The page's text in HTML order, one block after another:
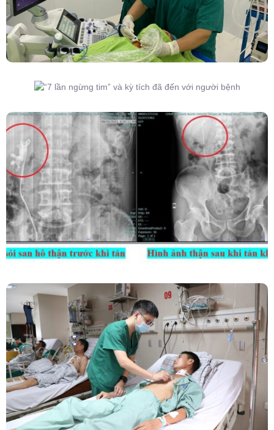
Người Bệnh
Kết Hợp Tán Sỏi Qua Da Và Tán Sỏi Nội Soi
Ống Mềm – Kỹ Thuật Cao Loại Bỏ Triệt Để Sỏi
San Hô Thận
Phẫu Thuật Nội Soi Thay Van Tim – Bước Tiến
Vững Chắc Của Khoa Phẫu Thuật Tim Mạch
Lồng Ngực BVĐK Tỉnh Phú Thọ